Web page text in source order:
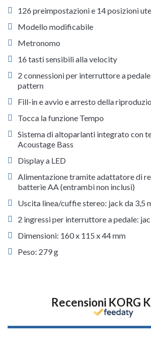
126 preimpostazioni e 14 posizioni
Modello modificabile
Metronomo
16 tasti sensibili alla velocity
2 connessioni per interruttore a
pattern
Fill-in e avvio e arresto della
Tocca la funzione Tempo
Sistema di altoparlanti integrato con
Acoustage Bass
Display a LED
Alimentazione tramite adattatore di
batterie AA (entrambi non inclusi)
Uscita linea/cuffie stereo: jack da 3,5
2 ingressi per interruttore a pedale:
Dimensioni: 160 x 115 x 44 mm
Peso: 279 g
Recensioni KORG